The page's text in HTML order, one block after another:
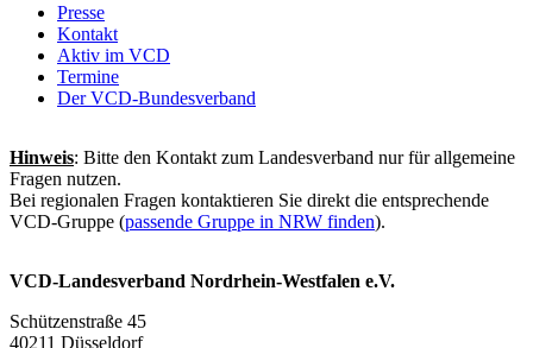
Presse
Kontakt
Aktiv im VCD
Termine
Der VCD-Bundesverband
Hinweis: Bitte den Kontakt zum Landesverband nur für allgemeine
Fragen nutzen.
Bei regionalen Fragen kontaktieren Sie direkt die entsprechende
VCD-Gruppe (passende Gruppe in NRW finden).
VCD-Landesverband Nordrhein-Westfalen e.V.
Schützenstraße 45
40211 Düsseldorf